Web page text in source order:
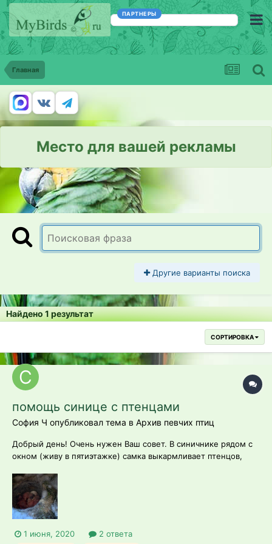
ПАРТНЕРЫ
Главная
Место для вашей рекламы
Другие варианты поиска
Найдено 1 результат
СОРТИРОВКА
помощь синице с птенцами
София Ч опубликовал тема в Архив певчих птиц
Добрый день! Очень нужен Ваш совет. В синичнике рядом с
окном (живу в пятиэтажке) самка выкармливает птенцов,
одна без самца (неизвестно что с ним). Уже одного мертвого
птенца мы увидели, всего осталось 6 птенцов в живых.
Боюсь, одна она...
1 июня, 2020 2 ответа